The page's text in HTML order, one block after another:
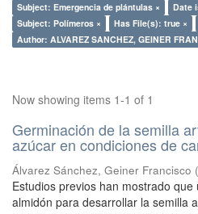
Subject: Emergencia de plántulas ×
Date
Subject: Polímeros ×
Has File(s): true ×
Author: ALVAREZ SANCHEZ, GEINER
Now showing items 1-1 of 1
Germinación de la semilla
azúcar en condiciones de
Álvarez Sánchez, Geiner Francisco (
Estudios previos han mostrado
almidón para desarrollar la semilla